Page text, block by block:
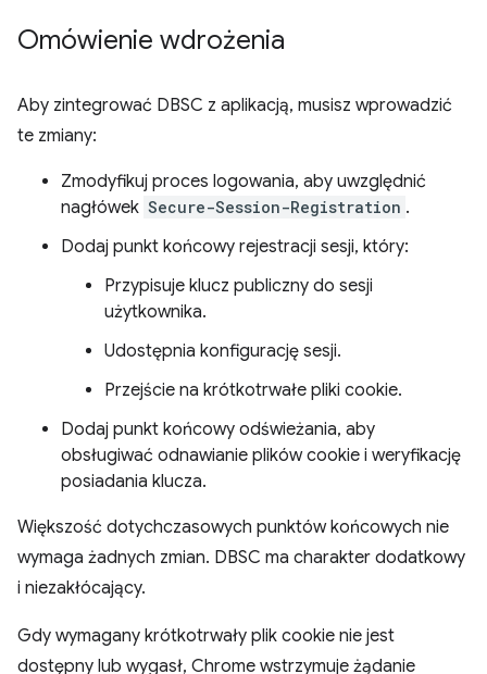
Omówienie wdrożenia
Aby zintegrować DBSC z aplikacją, musisz wprowadzić
te zmiany:
Zmodyfikuj proces logowania, aby uwzględnić
nagłówek Secure-Session-Registration .
Dodaj punkt końcowy rejestracji sesji, który:
Przypisuje klucz publiczny do sesji
użytkownika.
Udostępnia konfigurację sesji.
Przejście na krótkotrwałe pliki cookie.
Dodaj punkt końcowy odświeżania, aby
obsługiwać odnawianie plików cookie i weryfikację
posiadania klucza.
Większość dotychczasowych punktów końcowych nie
wymaga żadnych zmian. DBSC ma charakter dodatkowy
i niezakłócający.
Gdy wymagany krótkotrwały plik cookie nie jest
dostępny lub wygasł, Chrome wstrzymuje żądanie